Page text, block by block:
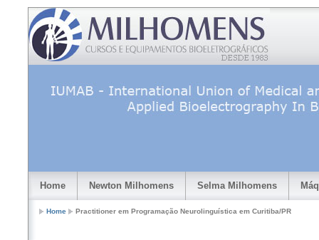
Home Newton Milhomens Selma Milhomens
Home Practitioner em Programação Neurolinguística em Curitiba/PR